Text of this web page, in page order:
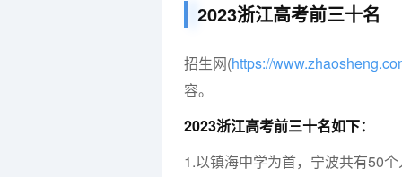
2023浙江高考前三十名
招生网(https://
容。
2023浙江高考前三十名如下：
1.以镇海中学为首，宁波共有50